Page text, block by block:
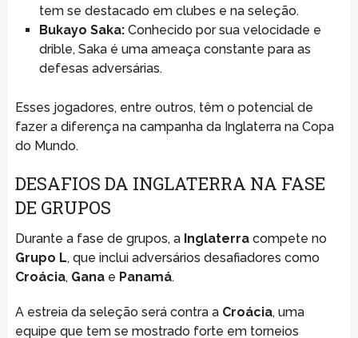
tem se destacado em clubes e na seleção.
Bukayo Saka:Conhecido por sua velocidade e
drible, Saka é uma ameaça constante para as
defesas adversárias.
Esses jogadores, entre outros, têm o potencial de
fazer a diferença na campanha da Inglaterra na Copa
do Mundo.
DESAFIOS DA INGLATERRA NA FASE
DE GRUPOS
Durante a fase de grupos, a Inglaterracompete no
Grupo L, que inclui adversários desafiadores como
Croácia, Ganae Panamá.
A estreia da seleção será contra a Croácia, uma
equipe que tem se mostrado forte em torneios